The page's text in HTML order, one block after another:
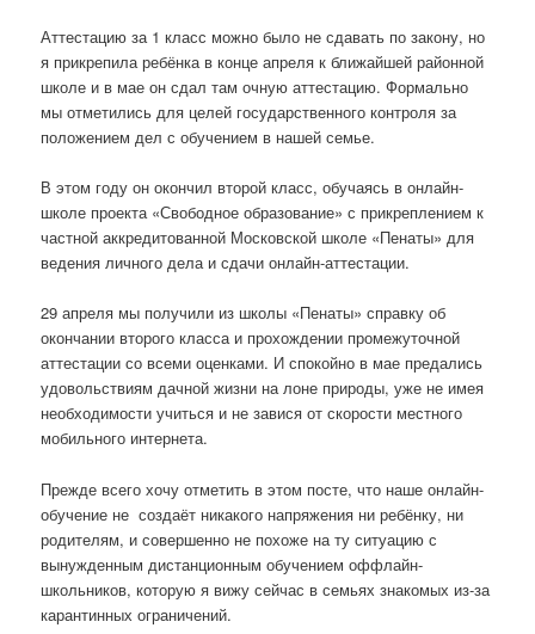
Аттестацию за 1 класс можно было не сдавать по закону, но
я прикрепила ребёнка в конце апреля к ближайшей районной
школе и в мае он сдал там очную аттестацию. Формально
мы отметились для целей государственного контроля за
положением дел с обучением в нашей семье.
В этом году он окончил второй класс, обучаясь в онлайн-
школе проекта «Свободное образование» с прикреплением к
частной аккредитованной Московской школе «Пенаты» для
ведения личного дела и сдачи онлайн-аттестации.
29 апреля мы получили из школы «Пенаты» справку об
окончании второго класса и прохождении промежуточной
аттестации со всеми оценками. И спокойно в мае предались
удовольствиям дачной жизни на лоне природы, уже не имея
необходимости учиться и не завися от скорости местного
мобильного интернета.
Прежде всего хочу отметить в этом посте, что наше онлайн-
обучение не создаёт никакого напряжения ни ребёнку, ни
родителям, и совершенно не похоже на ту ситуацию с
вынужденным дистанционным обучением оффлайн-
школьников, которую я вижу сейчас в семьях знакомых из-за
карантинных ограничений.